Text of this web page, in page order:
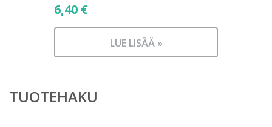
6,40 €
LUE LISÄÄ »
TUOTEHAKU